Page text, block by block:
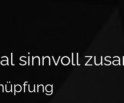
sinnvoll